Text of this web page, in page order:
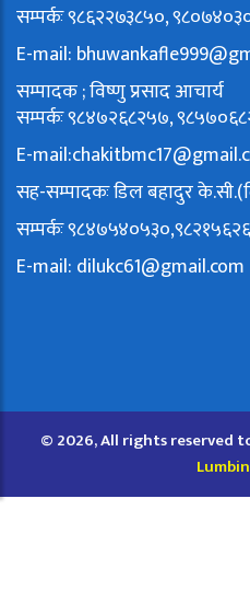
सम्पर्कः ९८६२२७३८५०,
E-mail:
सम्पादक ; विष्णु प्रसाद आचार्य
सम्पर्कः ९८४७२६८२५७,
E-mail:
सह-सम्पादकः डिल बहादुर
सम्पर्कः
E-mail: dilukc61@gmail.com
© 2026, All rights reserved